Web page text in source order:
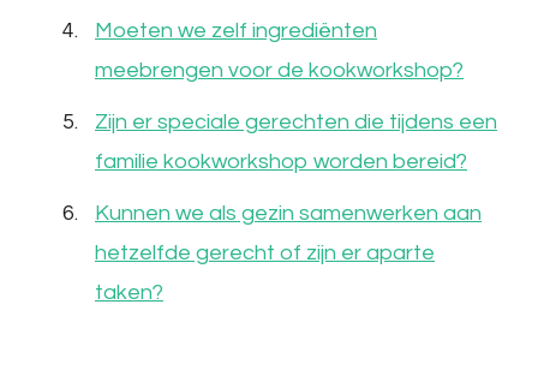
Moeten we zelf ingrediënten
meebrengen voor de kookworkshop?
Zijn er speciale gerechten die tijdens een
familie kookworkshop worden bereid?
Kunnen we als gezin samenwerken aan
hetzelfde gerecht of zijn er aparte
taken?